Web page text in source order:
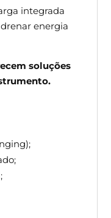
integrada
energia
soluções